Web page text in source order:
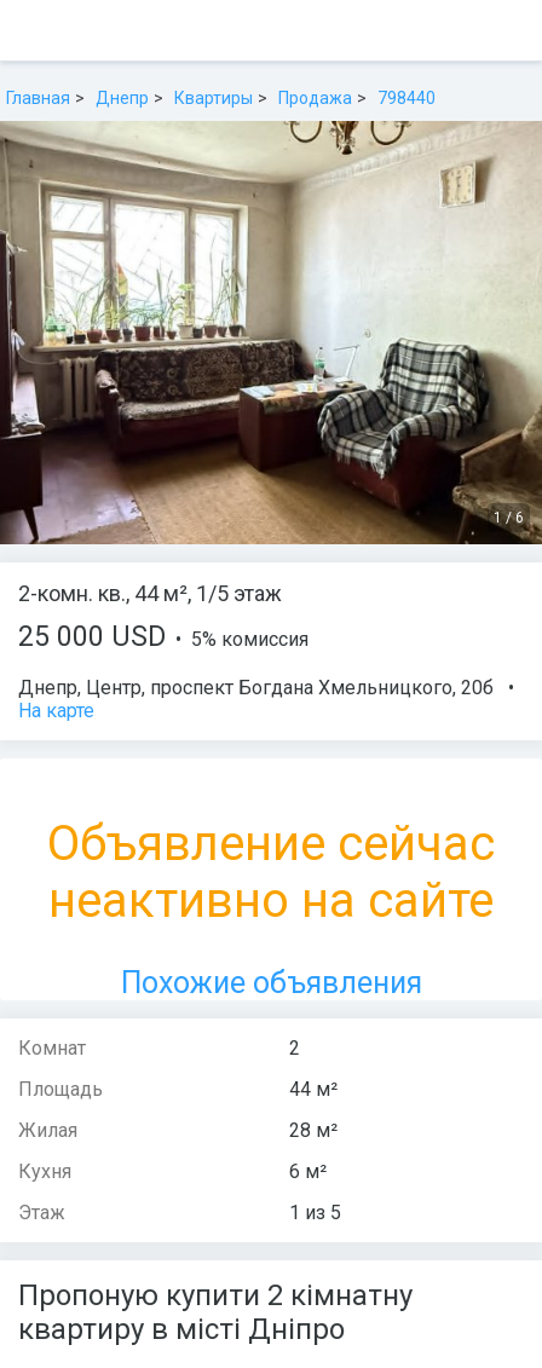
Главная Днепр Квартиры Продажа 798440
1 /6
2-комн. кв., 44 м², 1/5 этаж
25 000 USD • 5% комиссия
Днепр, Центр, проспект Богдана Хмельницкого, 20б
•
На карте
Объявление сейчас
неактивно на сайте
Похожие объявления
Комнат
2
Площадь
44 м²
Жилая
28 м²
Кухня
6 м²
Этаж
1 из 5
Пропоную купити 2 кімнатну
квартиру в місті Дніпро